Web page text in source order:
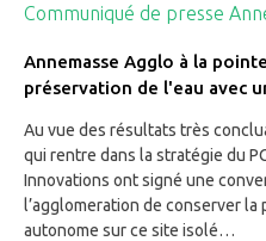
Communiqué de presse
Annemasse Agglo à la
préservation de l'eau avec
Au vue des résultats très
qui rentre dans la stratégie du
Innovations ont signé une
l’agglomeration de conserver
autonome sur ce site isolé…